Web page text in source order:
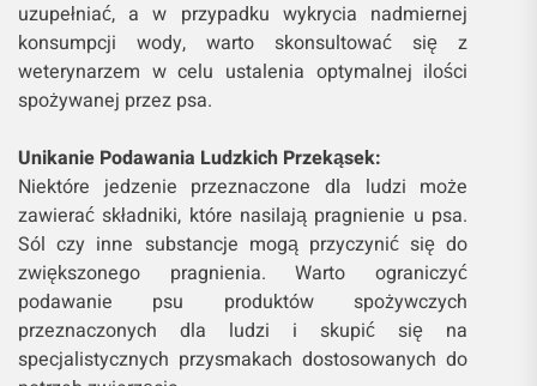
uzupełniać, a w przypadku wykrycia nadmiernej
konsumpcji wody, warto skonsultować się z
weterynarzem w celu ustalenia optymalnej ilości
spożywanej przez psa.
Unikanie Podawania Ludzkich Przekąsek:
Niektóre jedzenie przeznaczone dla ludzi może
zawierać składniki, które nasilają pragnienie u psa.
Sól czy inne substancje mogą przyczynić się do
zwiększonego pragnienia. Warto ograniczyć
podawanie psu produktów spożywczych
przeznaczonych dla ludzi i skupić się na
specjalistycznych przysmakach dostosowanych do